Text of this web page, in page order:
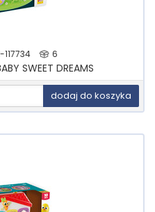
6
SWEET DREAMS
dodaj do koszyka